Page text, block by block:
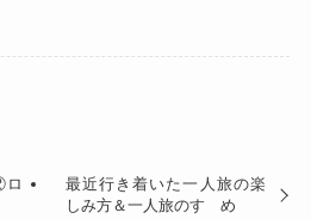
ロ
最近行き着いた一人旅の楽
しみ方＆一人旅のすゝめ